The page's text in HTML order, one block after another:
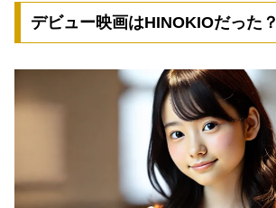
デビュー映画はHINOKIOだった？